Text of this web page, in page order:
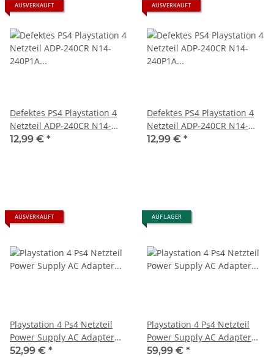
AUSVERKAUFT
Defektes PS4 Playstation 4
Netzteil ADP-240CR N14-
240P1A 4 Pin Version
12,99 € *
AUSVERKAUFT
Defektes PS4 Playstation 4
Netzteil ADP-240CR N14-
240P1A 4 Pin Version
12,99 € *
AUSVERKAUFT
Playstation 4 Ps4 Netzteil
Power Supply AC Adapter
ADP-200ER - 4 pin CUH
52,99 € *
AUF LAGER
Playstation 4 Ps4 Netzteil
Power Supply AC Adapter
ADP-200ER / N14-200P1A 4 4
59,99 € *